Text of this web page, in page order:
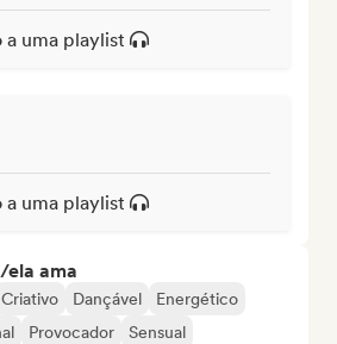
a uma playlist
a uma playlist
ela ama
Criativo Dançável
Energético
Provocador Sensual